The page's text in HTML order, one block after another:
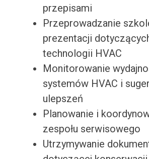
przepisami
Przeprowadzanie
prezentacji
technologii HVAC
Monitorowanie
systemów HVAC i
ulepszeń
Planowanie i
zespołu serwisowego
Utrzymywanie